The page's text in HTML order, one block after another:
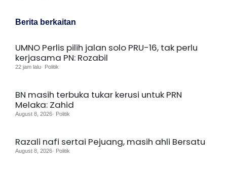
Berita berkaitan
UMNO Perlis pilih jalan solo PRU-16, tak perlu
kerjasama PN: Rozabil
22 jam lalu· Politik
BN masih terbuka tukar kerusi untuk PRN
Melaka: Zahid
August 8, 2026· Politik
Razali nafi sertai Pejuang, masih ahli Bersatu
August 8, 2026· Politik